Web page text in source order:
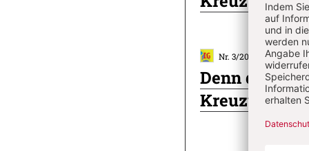
Nr. 3/2025: 3.
Denn durch
Kreuzweg